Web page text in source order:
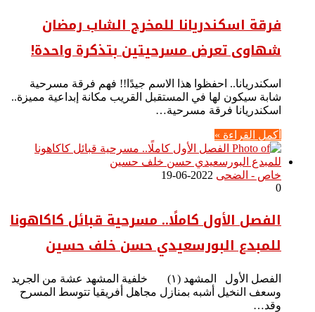
فرقة اسكندريانا للمخرج الشاب رمضان
شهاوى تعرض مسرحيتين بتذكرة واحدة!
اسكندريانا.. احفظوا هذا الاسم جيدًا!! فهم فرقة مسرحية
شابة سيكون لها في المستقبل القريب مكانة إبداعية مميزة..
اسكندريانا فرقة مسرحية…
أكمل القراءة »
خاص - الضحى 2022-06-19
0
الفصل الأول كاملًا.. مسرحية قبائل كاكاهونا
للمبدع البورسعيدي حسن خلف حسين
الفصل الأول المشهد (١) خلفية المشهد عشة من الجريد
وسعف النخيل أشبه بمنازل مجاهل أفريقيا تتوسط المسرح
وقد…